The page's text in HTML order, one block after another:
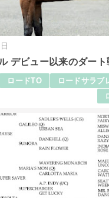
デビュー以来のダート
ロードTO
ロードサラブ